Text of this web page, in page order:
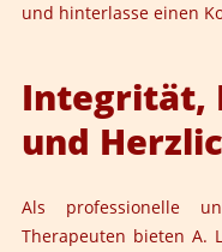
und hinterlasse einen
Integrität,
und
Als professionelle
Therapeuten bietenA.